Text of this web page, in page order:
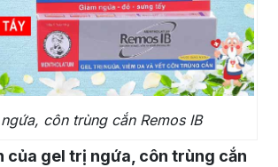
côn trùng cắn Remos IB
của gel trị ngứa, côn trùng cắn